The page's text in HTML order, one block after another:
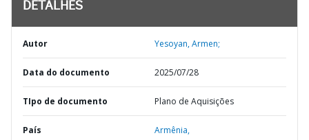
DETALHES
Autor Yesoyan, Armen;
Data do documento 2025/07/28
TIpo de documento Plano de Aquisições
País Armênia,